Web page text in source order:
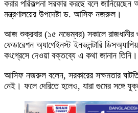
করার পরিকল্পনা সরকার করছে বলে
মন্ত্রণালয়ের উপদেষ্টা ড. আসিফ নজরুল।
আজ শুক্রবার (১৫ নভেম্বর) সকালে রাজধানীর
ফেডারেশন অ্যাগেইনস্ট ইনভলন্টারি
কংগ্রেসে দেওয়া বক্তব্যে এ কথা জানান তিনি।
আসিফ নজরুল বলেন, সরকারের সক্ষমতার
নেই। ফলে দেরিতে হলেও, যারা গুমের সঙ্গে